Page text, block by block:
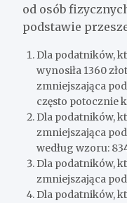
od osób
podstawie
Dla podatników,
wynosiła 1360
zmniejszająca
często potocznie
Dla podatników,
zmniejszająca
według wzoru:
Dla podatników,
zmniejszająca
Dla podatników,